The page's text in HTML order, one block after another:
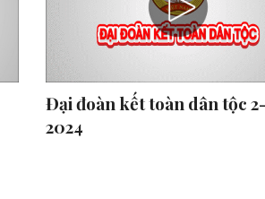
Đại đoàn kết toàn dân tộc
2024